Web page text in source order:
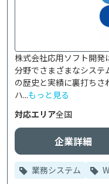
株式会社応用ソフト開発
分野でさまざまなシス
の歴史と実績に裏打ちさ
ハ...もっと見る
対応エリア全国
企業詳細
業務システム